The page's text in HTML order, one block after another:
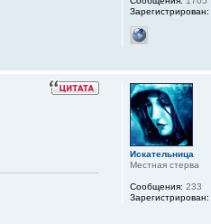
Зарегистрирован:
Искательница
Местная стерва
Сообщения: 233
Зарегистрирован: